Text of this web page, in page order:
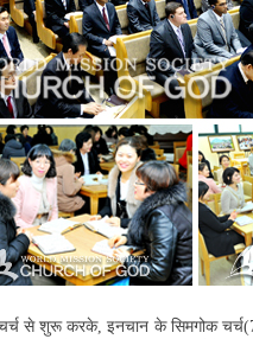
से शुरू करके, इनचान के सिमगोक